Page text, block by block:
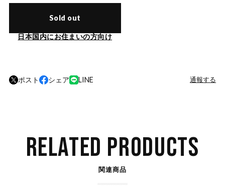
Sold out
日本国内にお住まいの方向け
ポスト シェア LINE 通報する
RELATED PRODUCTS
関連商品